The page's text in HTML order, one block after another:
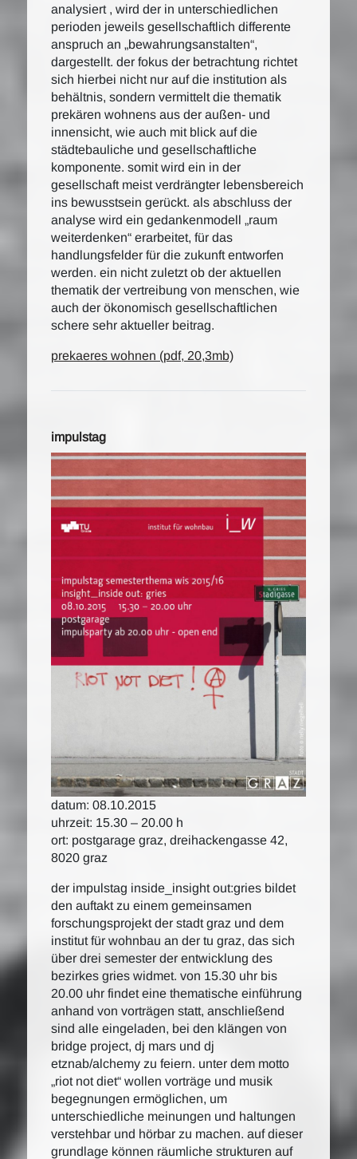
analysiert , wird der in unterschiedlichen
perioden jeweils gesellschaftlich differente
anspruch an „bewahrungsanstalten“,
dargestellt. der fokus der betrachtung richtet
sich hierbei nicht nur auf die institution als
behältnis, sondern vermittelt die thematik
prekären wohnens aus der außen- und
innensicht, wie auch mit blick auf die
städtebauliche und gesellschaftliche
komponente. somit wird ein in der
gesellschaft meist verdrängter lebensbereich
ins bewusstsein gerückt. als abschluss der
analyse wird ein gedankenmodell „raum
weiterdenken“ erarbeitet, für das
handlungsfelder für die zukunft entworfen
werden. ein nicht zuletzt ob der aktuellen
thematik der vertreibung von menschen, wie
auch der ökonomisch gesellschaftlichen
schere sehr aktueller beitrag.
prekaeres wohnen (pdf, 20,3mb)
impulstag
datum: 08.10.2015
uhrzeit: 15.30 – 20.00 h
ort: postgarage graz, dreihackengasse 42,
8020 graz
der impulstag inside_insight out:gries bildet
den auftakt zu einem gemeinsamen
forschungsprojekt der stadt graz und dem
institut für wohnbau an der tu graz, das sich
über drei semester der entwicklung des
bezirkes gries widmet. von 15.30 uhr bis
20.00 uhr findet eine thematische einführung
anhand von vorträgen statt, anschließend
sind alle eingeladen, bei den klängen von
bridge project, dj mars und dj
etznab/alchemy zu feiern. unter dem motto
„riot not diet“ wollen vorträge und musik
begegnungen ermöglichen, um
unterschiedliche meinungen und haltungen
verstehbar und hörbar zu machen. auf dieser
grundlage können räumliche strukturen auf